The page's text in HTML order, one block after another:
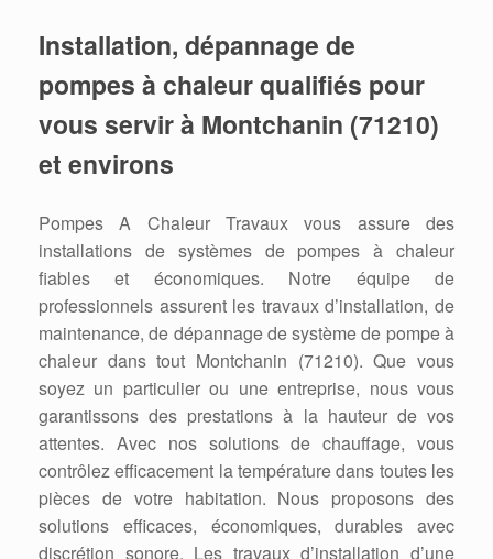
Installation, dépannage de
pompes à chaleur qualifiés pour
vous servir à Montchanin (71210)
et environs
Pompes A Chaleur Travaux vous assure des
installations de systèmes de pompes à chaleur
fiables et économiques. Notre équipe de
professionnels assurent les travaux d’installation, de
maintenance, de dépannage de système de pompe à
chaleur dans tout Montchanin (71210). Que vous
soyez un particulier ou une entreprise, nous vous
garantissons des prestations à la hauteur de vos
attentes. Avec nos solutions de chauffage, vous
contrôlez efficacement la température dans toutes les
pièces de votre habitation. Nous proposons des
solutions efficaces, économiques, durables avec
discrétion sonore. Les travaux d’installation d’une